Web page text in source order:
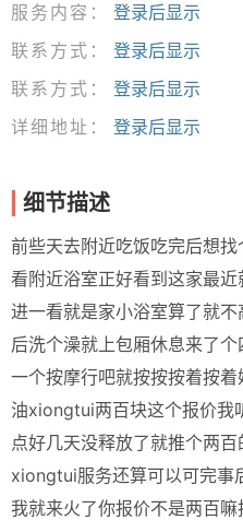
服务内容：
登录后显示
联系方式：
登录后显示
联系方式：
登录后显示
详细地址：
登录后显示
细节描述
前些天去附近吃饭吃完后想
看附近浴室正好看到这家最
进一看就是家小浴室算了就
后洗个澡就上包厢休息来了
一个按摩行吧就按按按着按
油xiongtui两百块这个报价我
点好几天没释放了就推个两
xiongtui服务还算可以可完事
我就来火了你报价不是两百